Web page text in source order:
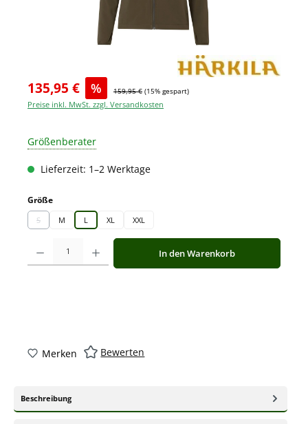
135,95 € % 159,95 € (15% gespart)
Preise inkl. MwSt. zzgl. Versandkosten
Größenberater
Lieferzeit: 1–2 Werktage
Größeauswählen
S
(Diese Option ist zurzeit nicht verfügbar.)
M L XL XXL
Produkt Anzahl: Gib den gewünschten Wert ein oder benutze die
In den Warenkorb
Merken Bewerten
Beschreibung